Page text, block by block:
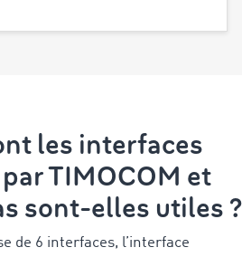
les interfaces
TIMOCOM et
sont-elles utiles ?
de 6 interfaces, l’interface